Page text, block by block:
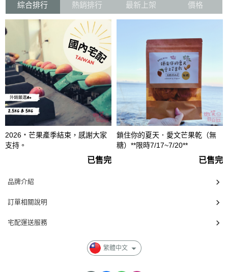
綜合排行 熱銷排行 最新上架 價格
2026﹡芒果產季結束，感謝大家
支持。
已售完
鎖住你的夏天．愛文芒果乾（無
糖）**限時7/17~7/20**
已售完
品牌介紹
訂單相關說明
宅配運送服務
繁體中文